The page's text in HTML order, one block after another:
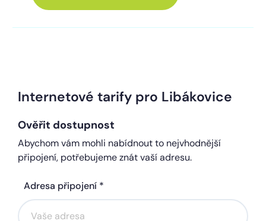
Internetové tarify pro Libákovice
Ověřit dostupnost
Abychom vám mohli nabídnout to nejvhodnější
připojení, potřebujeme znát vaší adresu.
Adresa připojení *